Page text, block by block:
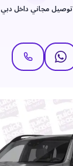
توصيل مجاني داخل دبي